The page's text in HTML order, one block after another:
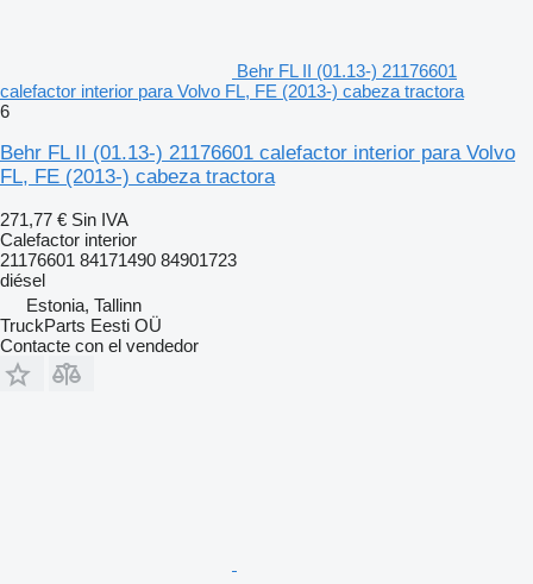
Behr FL II (01.13-) 21176601
calefactor interior para Volvo FL, FE (2013-) cabeza tractora
6
Behr FL II (01.13-) 21176601 calefactor interior para Volvo
FL, FE (2013-) cabeza tractora
271,77 € Sin IVA
Calefactor interior
21176601 84171490 84901723
diésel
Estonia, Tallinn
TruckParts Eesti OÜ
Contacte con el vendedor